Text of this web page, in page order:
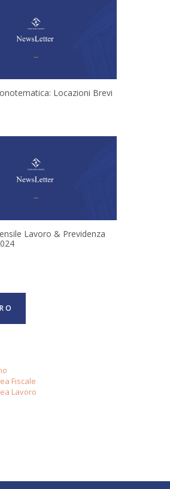
Locazioni Brevi
Lavoro & Previdenza
Fiscale
Lavoro